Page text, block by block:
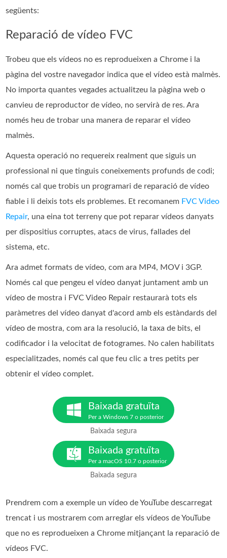
següents:
Reparació de vídeo FVC
Trobeu que els vídeos no es reprodueixen a Chrome i la
pàgina del vostre navegador indica que el vídeo està malmès.
No importa quantes vegades actualitzeu la pàgina web o
canvieu de reproductor de vídeo, no servirà de res. Ara
només heu de trobar una manera de reparar el vídeo
malmès.
Aquesta operació no requereix realment que siguis un
professional ni que tinguis coneixements profunds de codi;
només cal que trobis un programari de reparació de vídeo
fiable i li deixis tots els problemes. Et recomanem FVC Video
Repair, una eina tot terreny que pot reparar vídeos danyats
per dispositius corruptes, atacs de virus, fallades del
sistema, etc.
Ara admet formats de vídeo, com ara MP4, MOV i 3GP.
Només cal que pengeu el vídeo danyat juntament amb un
vídeo de mostra i FVC Video Repair restaurarà tots els
paràmetres del vídeo danyat d'acord amb els estàndards del
vídeo de mostra, com ara la resolució, la taxa de bits, el
codificador i la velocitat de fotogrames. No calen habilitats
especialitzades, només cal que feu clic a tres petits per
obtenir el vídeo complet.
Baixada gratuïta
Per a Windows 7 o posterior
Baixada segura
Baixada gratuïta
Per a macOS 10.7 o posterior
Baixada segura
Prendrem com a exemple un vídeo de YouTube descarregat
trencat i us mostrarem com arreglar els vídeos de YouTube
que no es reprodueixen a Chrome mitjançant la reparació de
vídeos FVC.